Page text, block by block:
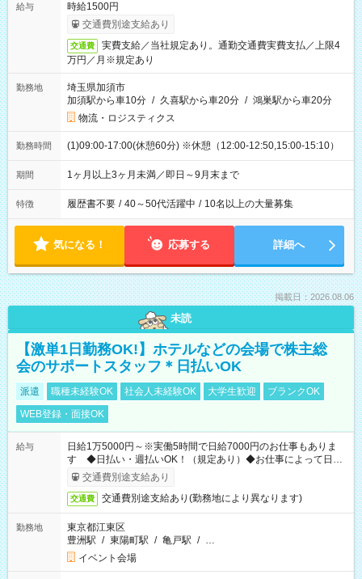
給与
時給1500円
交通費別途支給あり
交通費
実費支給／当社規定あり。通勤交通費実費支払／上限4
万円／月※規定あり
勤務地
埼玉県加須市
加須駅から車10分 / 久喜駅から車20分 / 鴻巣駅から車20分
物流・ロジスティクス
勤務時間 (1)09:00-17:00(休憩60分) ※休憩（12:00-12:50,15:00-15:10）
期間 1ヶ月以上3ヶ月未満／即日～9月末まで
特徴 履歴書不要 / 40～50代活躍中 / 10名以上の大量募集
気になる！ 応募する 詳細へ
掲載日：2026.08.06
未読
【激単1日勤務OK!】ホテルなどの会場で株主総
会のサポートスタッフ＊日払いOK
派遣 職種未経験OK 社会人未経験OK 大学生歓迎
ブランクOK
WEB登録・面接OK
給与
日給1万5000円～※実働5時間で日給7000円のお仕事もありま
す ◆日払い・週払いOK！（規定あり）◆お仕事によって日給
も異なります
交通費別途支給あり
交通費 交通費別途支給あり(勤務地により異なります)
勤務地
東京都江東区
豊洲駅 / 東陽町駅 / 亀戸駅 / …
イベント会場